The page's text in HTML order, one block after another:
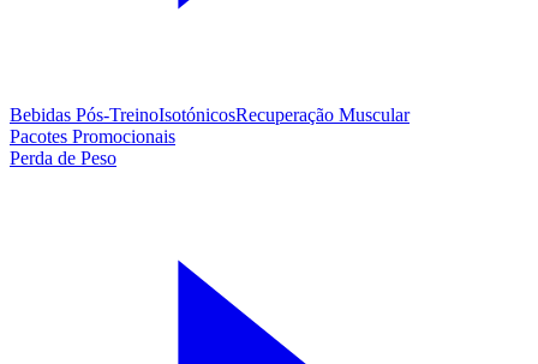
Bebidas Pós-TreinoIsotónicosRecuperação Muscular
Pacotes Promocionais
Perda de Peso